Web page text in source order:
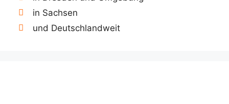
in Sachsen
und Deutschlandweit